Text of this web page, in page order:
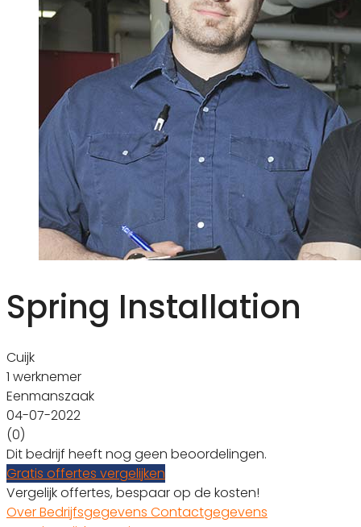
Spring Installation
Cuijk
1 werknemer
Eenmanszaak
04-07-2022
(0)
Dit bedrijf heeft nog geen beoordelingen.
Gratis offertes vergelijken
Vergelijk offertes, bespaar op de kosten!
OverBedrijfsgegevens Contactgegevens